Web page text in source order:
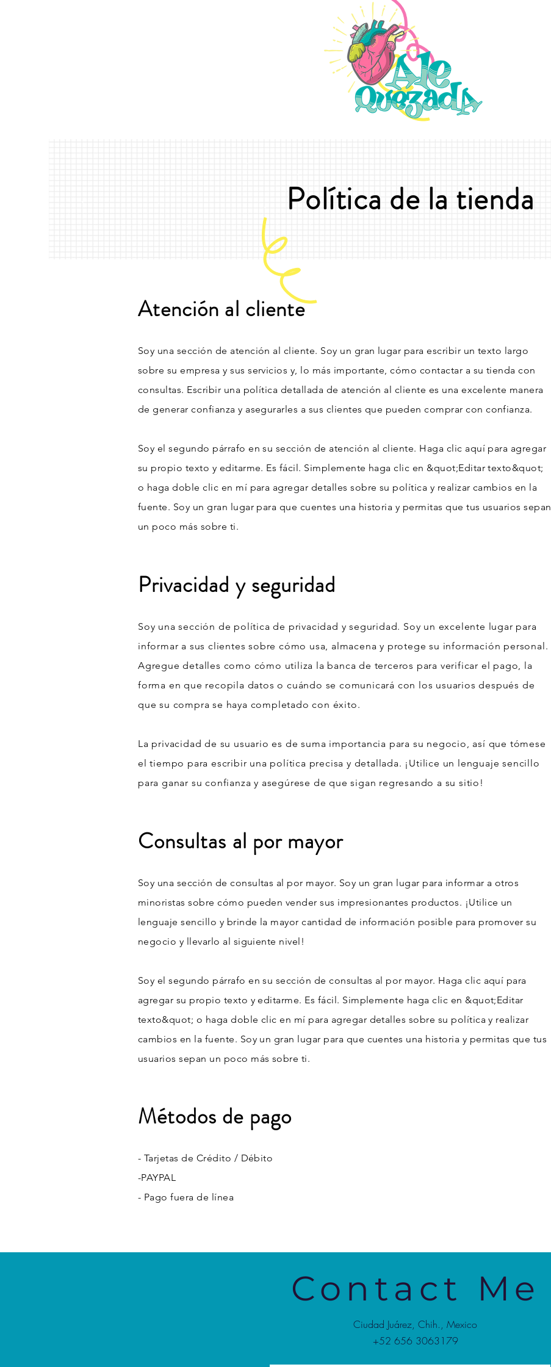
Política de la tienda
Atención al cliente
Soy una sección de atención al cliente. Soy un gran lugar para escribir un texto largo
sobre su empresa y sus servicios y, lo más importante, cómo contactar a su tienda con
consultas. Escribir una política detallada de atención al cliente es una excelente manera
de generar confianza y asegurarles a sus clientes que pueden comprar con confianza.
Soy el segundo párrafo en su sección de atención al cliente. Haga clic aquí para agregar
su propio texto y editarme. Es fácil. Simplemente haga clic en &quot;Editar texto&quot;
o haga doble clic en mí para agregar detalles sobre su política y realizar cambios en la
fuente. Soy un gran lugar para que cuentes una historia y permitas que tus usuarios sepan
un poco más sobre ti.
Privacidad y seguridad
Soy una sección de política de privacidad y seguridad. Soy un excelente lugar para
informar a sus clientes sobre cómo usa, almacena y protege su información personal.
Agregue detalles como cómo utiliza la banca de terceros para verificar el pago, la
forma en que recopila datos o cuándo se comunicará con los usuarios después de
que su compra se haya completado con éxito.
La privacidad de su usuario es de suma importancia para su negocio, así que tómese
el tiempo para escribir una política precisa y detallada. ¡Utilice un lenguaje sencillo
para ganar su confianza y asegúrese de que sigan regresando a su sitio!
Consultas al por mayor
Soy una sección de consultas al por mayor. Soy un gran lugar para informar a otros
minoristas sobre cómo pueden vender sus impresionantes productos. ¡Utilice un
lenguaje sencillo y brinde la mayor cantidad de información posible para promover su
negocio y llevarlo al siguiente nivel!
Soy el segundo párrafo en su sección de consultas al por mayor. Haga clic aquí para
agregar su propio texto y editarme. Es fácil. Simplemente haga clic en &quot;Editar
texto&quot; o haga doble clic en mí para agregar detalles sobre su política y realizar
cambios en la fuente. Soy un gran lugar para que cuentes una historia y permitas que tus
usuarios sepan un poco más sobre ti.
Métodos de pago
- Tarjetas de Crédito / Débito
-PAYPAL
- Pago fuera de línea
Contact Me
Ciudad Juárez, Chih., Mexico
+52 656 3063179